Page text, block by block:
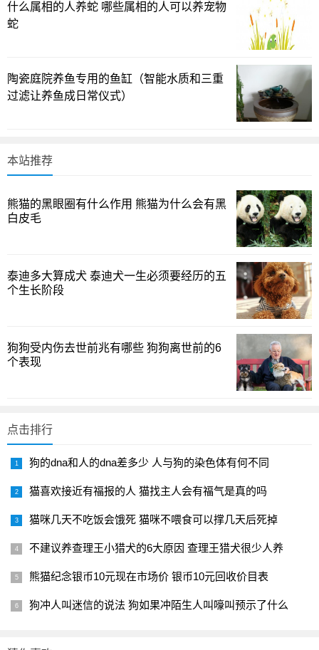
饲养或严格分区管理。孔雀鱼（亦称彩虹鱼/百万鱼）颜色丰
富、繁殖能力强，适合想要观察繁殖行为的新手；同时它们
的尾鳍和体色变化也能成为缸里的一道风景线。若把目光投
向更有趣的“金属光泽系”鱼类，刚果霓虹鱼等小型者也有不错
的观赏性，但请记住，性格和体型都不同，搭配和底层饲养
需要谨慎安排。你更倾向哪一种的学习曲线？是慢而稳的学
小型热带鱼喂食原则与饲料选择
关于喂养，材料里写到的“杂食性、机会主义者”在现实中
非常贴切。斑马鱼、孔雀鱼等多种小型热带鱼对颗粒饲料、
薄片、冷冻食品都能接受，偶尔也会吃一些高蛋白的肉类或
以冷冻虾仁、丰年虾、蠕虫等蛋白源，配合水草丰富的环
境，既能体现食物的色彩层次，又有助于鱼体色泽的维持。
喂养要点并非仅在于“吃得下就行”，更重要的是观察：哪些食
物最容易残留在底部、哪些食物消化更快，怎样的喂量能避
免水质骤降。你是否有过喂食过量导致水质急速变差的经
历？面对新鱼时，低量多餐的策略是否更易观察出它们的真
小型热带鱼缸养护与群养要点
对于小缸养护，光线、过滤、打氧都不是孤立事件，而
往往需要人工密集一些的换水与更严格的量化喂养进度。自
然状态下的鱼类喜好水草密植的环境，这不仅有利于镜头下
循环下，表现会更稳健。若要尝试多种鱼混养，需考虑体
型、性情与领地意识：某些个体对领地非常敏感，容易应
什么属相的人养蛇 哪些属相的人可以养宠物
蛇
陶瓷庭院养鱼专用的鱼缸（智能水质和三重
过滤让养鱼成日常仪式）
本站推荐
熊猫的黑眼圈有什么作用 熊猫为什么会有黑
白皮毛
泰迪多大算成犬 泰迪犬一生必须要经历的五
个生长阶段
狗狗受内伤去世前兆有哪些 狗狗离世前的6
个表现
点击排行
狗的dna和人的dna差多少 人与狗的染色体有何不同
猫喜欢接近有福报的人 猫找主人会有福气是真的吗
猫咪几天不吃饭会饿死 猫咪不喂食可以撑几天后死掉
不建议养查理王小猎犬的6大原因 查理王猎犬很少人养
熊猫纪念银币10元现在市场价 银币10元回收价目表
狗冲人叫迷信的说法 狗如果冲陌生人叫嚎叫预示了什么